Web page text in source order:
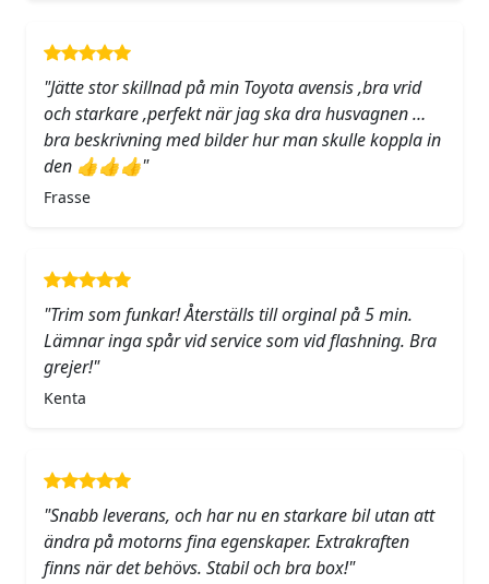
"Jätte stor skillnad på min Toyota avensis ,bra vrid
och starkare ,perfekt när jag ska dra husvagnen …
bra beskrivning med bilder hur man skulle koppla in
den 👍👍👍"
Frasse
"Trim som funkar! Återställs till orginal på 5 min.
Lämnar inga spår vid service som vid flashning. Bra
grejer!"
Kenta
"Snabb leverans, och har nu en starkare bil utan att
ändra på motorns fina egenskaper. Extrakraften
finns när det behövs. Stabil och bra box!"